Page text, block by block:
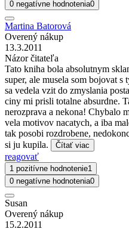
0 negatívne hodnotenia0
Martina Batorová
Overený nákup
13.3.2011
Názor čitateľa
Tato kniha bola absolutnym
super, ale musela som bojovat
sa vedela vzit do zmyslania
ciny mi prisli totalne absurdne.
nerozprava a nekona! Chybalo
vela motivov nacatych, a iba
tak posobi rozdrobene,
si ju kupila.
Čítať viac
reagovať
1 pozitívne hodnotenie1
0 negatívne hodnotenia0
Susan
Overený nákup
15.2.2011